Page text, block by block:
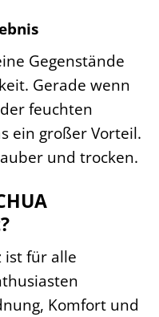
Gegenstände
Gerade wenn
feuchten
ein großer Vorteil.
und trocken.
ist für alle
Komfort und